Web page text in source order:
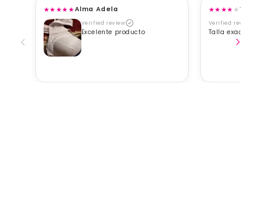
★★★★★Alma Adela
Verified review
Excelente producto
★★★★★
Verified review
Talla exacta,